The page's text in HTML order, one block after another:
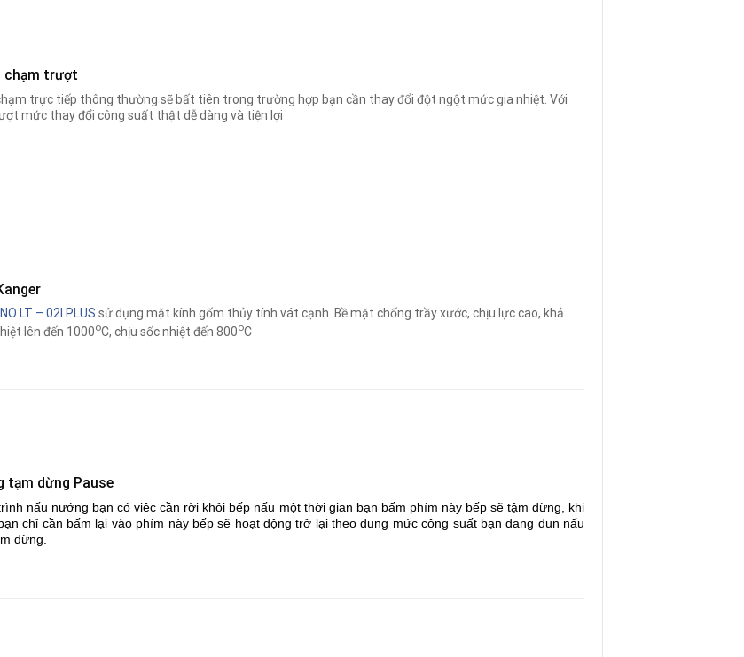
chạm trượt
trực tiếp thông thường sẽ bất tiên trong trường hợp bạn cần thay đổi đột ngột mức gia nhiệt. Với
mức thay đổi công suất thật dễ dàng và tiện lợi
LT – 02I PLUS sử dụng mặt kính gốm thủy tính vát cạnh. Bề mặt chống trầy xước, chịu lực cao, khả
lên đến 1000oC, chịu sốc nhiệt đến 800oC
tạm dừng Pause
nấu nướng bạn có viêc cần rời khỏi bếp nấu một thời gian bạn bấm phím này bếp sẽ tậm dừng, khi
chỉ cần bấm lại vào phím này bếp sẽ hoạt động trở lại theo đung mức công suất bạn đang đun nấu
dừng.